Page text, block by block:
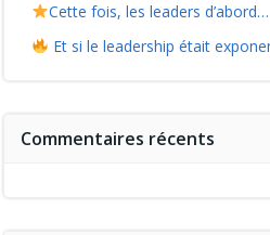
Cette fois, les leaders d’abord…
Et si le leadership était
Commentaires récents